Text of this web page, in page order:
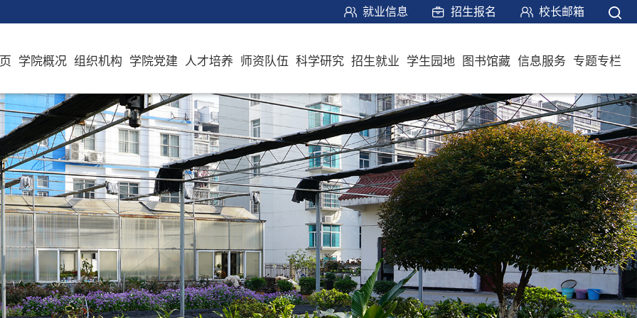
就业信息 招生报名 校长邮箱
学院概况 组织机构 学院党建 人才培养 师资队伍 科学研究 招生就业 学生园地 图书馆藏 信息服务 专题专栏